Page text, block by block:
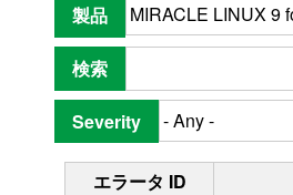
製品
検索
Severity
エラータ ID